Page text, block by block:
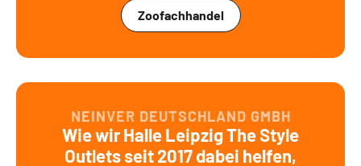
Zoofachhandel
NEINVER DEUTSCHLAND GMBH
Wie wir Halle Leipzig The Style
Outlets seit 2017 dabei helfen,